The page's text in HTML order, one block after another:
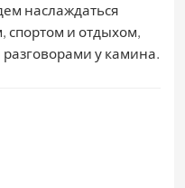
наслаждаться
спортом и отдыхом,
у камина.